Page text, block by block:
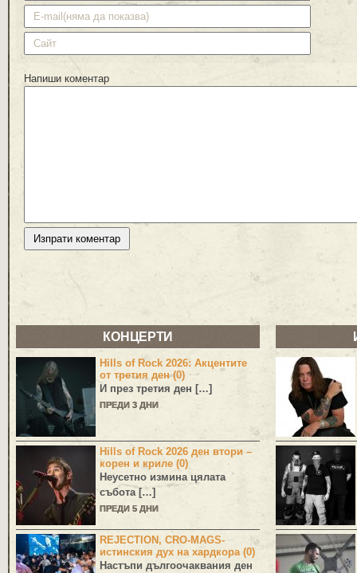
Напиши коментар
КОНЦЕРТИ
Hills of Rock 2026: Акцентите
от третия ден (0)
И през третия ден […]
ПРЕДИ 3 ДНИ
Hills of Rock 2026 ден втори –
корен и криле (0)
Неусетно измина цялата
събота […]
ПРЕДИ 5 ДНИ
REJECTION, CRO-MAGS-
истинския дух на хардкора (0)
Настъпи дългоочаквания ден